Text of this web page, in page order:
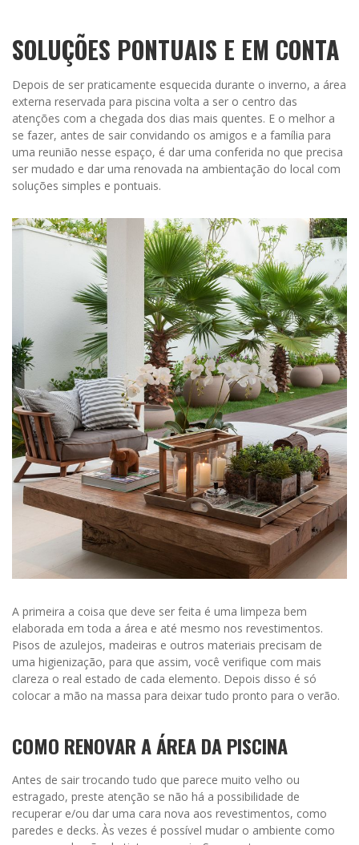
SOLUÇÕES PONTUAIS E EM CONTA
Depois de ser praticamente esquecida durante o inverno, a área
externa reservada para piscina volta a ser o centro das
atenções com a chegada dos dias mais quentes. E o melhor a
se fazer, antes de sair convidando os amigos e a família para
uma reunião nesse espaço, é dar uma conferida no que precisa
ser mudado e dar uma renovada na ambientação do local com
soluções simples e pontuais.
A primeira a coisa que deve ser feita é uma limpeza bem
elaborada em toda a área e até mesmo nos revestimentos.
Pisos de azulejos, madeiras e outros materiais precisam de
uma higienização, para que assim, você verifique com mais
clareza o real estado de cada elemento. Depois disso é só
colocar a mão na massa para deixar tudo pronto para o verão.
COMO RENOVAR A ÁREA DA PISCINA
Antes de sair trocando tudo que parece muito velho ou
estragado, preste atenção se não há a possibilidade de
recuperar e/ou dar uma cara nova aos revestimentos, como
paredes e decks. Às vezes é possível mudar o ambiente como